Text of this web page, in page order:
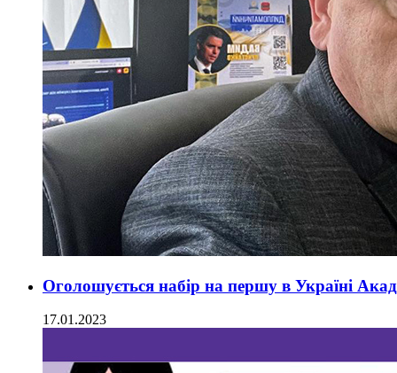
Оголошується набір на першу в Україні
17.01.2023